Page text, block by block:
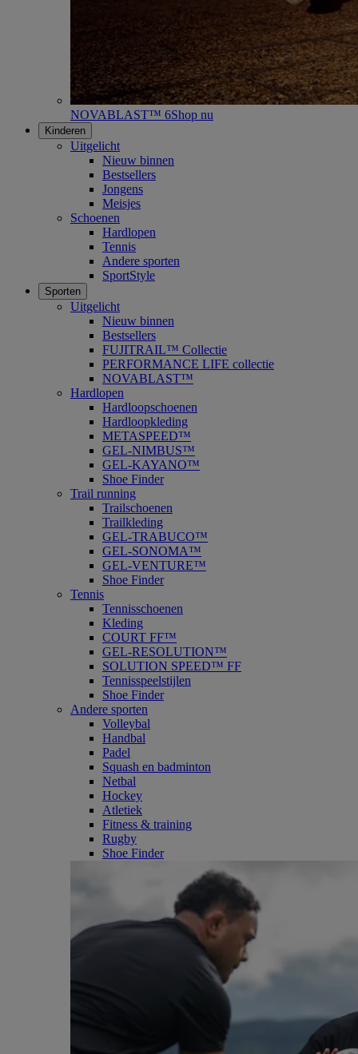
NOVABLAST™ 6Shop nu
Kinderen
Uitgelicht
Nieuw binnen
Bestsellers
Jongens
Meisjes
Schoenen
Hardlopen
Tennis
Andere sporten
SportStyle
Sporten
Uitgelicht
Nieuw binnen
Bestsellers
FUJITRAIL™ Collectie
PERFORMANCE LIFE collectie
NOVABLAST™
Hardlopen
Hardloopschoenen
Hardloopkleding
METASPEED™
GEL-NIMBUS™
GEL-KAYANO™
Shoe Finder
Trail running
Trailschoenen
Trailkleding
GEL-TRABUCO™
GEL-SONOMA™
GEL-VENTURE™
Shoe Finder
Tennis
Tennisschoenen
Kleding
COURT FF™
GEL-RESOLUTION™
SOLUTION SPEED™ FF
Tennisspeelstijlen
Shoe Finder
Andere sporten
Volleybal
Handbal
Padel
Squash en badminton
Netbal
Hockey
Atletiek
Fitness & training
Rugby
Shoe Finder